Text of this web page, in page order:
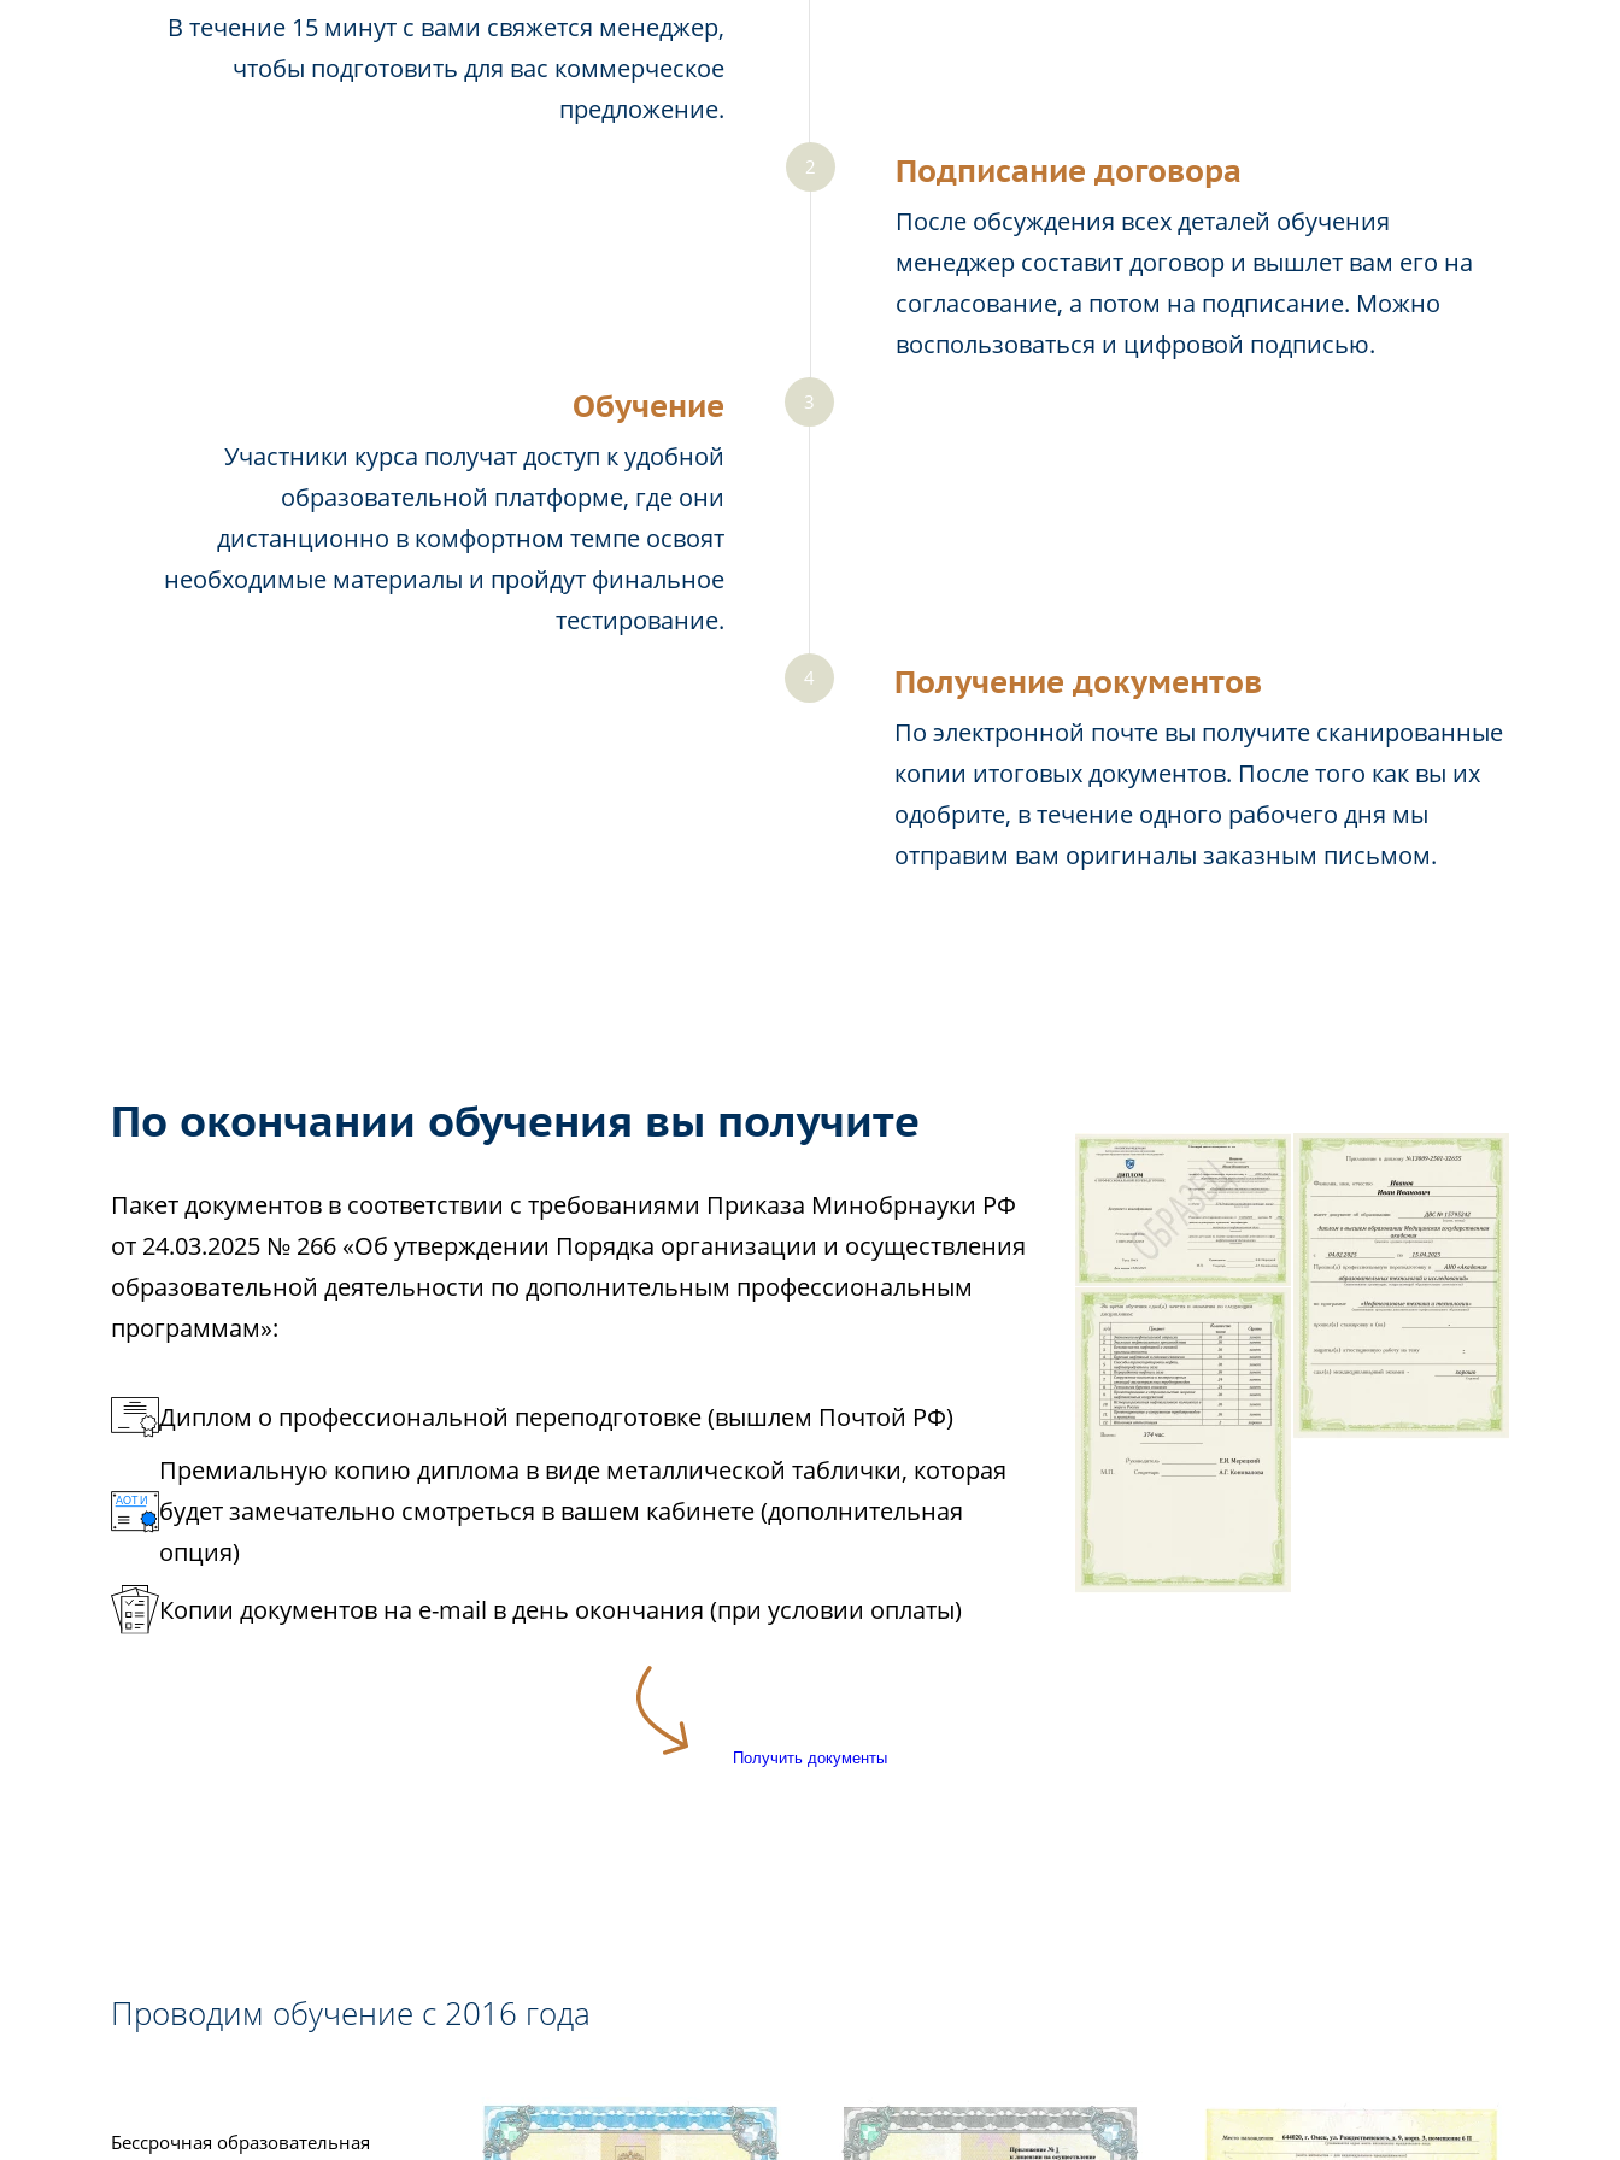
В течение 15 минут с вами свяжется менеджер,
чтобы подготовить для вас коммерческое
предложение.
Подписание договора
После обсуждения всех деталей обучения
менеджер составит договор и вышлет вам его на
согласование, а потом на подписание. Можно
воспользоваться и цифровой подписью.
Обучение
Участники курса получат доступ к удобной
образовательной платформе, где они
дистанционно в комфортном темпе освоят
необходимые материалы и пройдут финальное
тестирование.
Получение документов
По электронной почте вы получите сканированные
копии итоговых документов. После того как вы их
одобрите, в течение одного рабочего дня мы
отправим вам оригиналы заказным письмом.
По окончании обучения вы получите
Пакет документов в соответствии с требованиями Приказа Минобрнауки РФ
от 24.03.2025 № 266 «Об утверждении Порядка организации и осуществления
образовательной деятельности по дополнительным профессиональным
программам»:
Диплом о профессиональной переподготовке (вышлем Почтой РФ)
Премиальную копию диплома в виде металлической таблички, которая
будет замечательно смотреться в вашем кабинете (дополнительная
опция)
Копии документов на e-mail в день окончания (при условии оплаты)
Получить документы
Проводим обучение с 2016 года
Бессрочная образовательная